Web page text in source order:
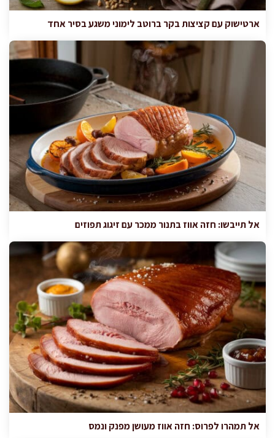
ארטישוק עם קציצות בקר ברוטב לימוני משגע בסיר אחד
אל תייבשו: חזה אווז בתנור ממכר עם זיגוג תפוזים
אל תמהרו לפרוס: חזה אווז מעושן מפנק ונמס